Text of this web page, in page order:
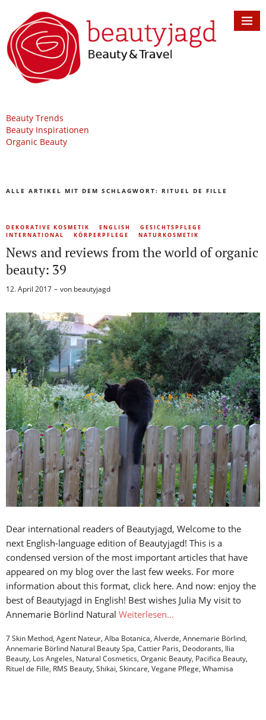
Beauty Trends
Beauty Inspirationen
Organic Beauty
ALLE ARTIKEL MIT DEM SCHLAGWORT: RITUEL DE FILLE
DEKORATIVE KOSMETIK ENGLISH
GESICHTSPFLEGE
INTERNATIONAL
KÖRPERPFLEGE NATURKOSMETIK
News and reviews from the world of organic
beauty: 39
12. April 2017 von beautyjagd
Dear international readers of Beautyjagd, Welcome to the
next English-language edition of Beautyjagd! This is a
condensed version of the most important articles that have
appeared on my blog over the last few weeks. For more
information about this format, click here. And now: enjoy the
best of Beautyjagd in English! Best wishes Julia My visit to
Annemarie Börlind Natural Weiterlesen…
7 Skin Method, Agent Nateur, Alba Botanica, Alverde, Annemarie Börlind,
Annemarie Börlind Natural Beauty Spa, Cattier Paris, Deodorants, Ilia
Beauty, Los Angeles, Natural Cosmetics, Organic Beauty, Pacifica Beauty,
Rituel de Fille, RMS Beauty, Shikai, Skincare, Vegane Pflege, Whamisa